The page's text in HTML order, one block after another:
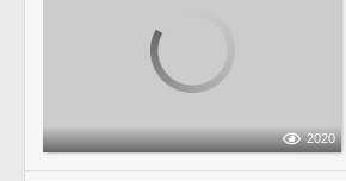
2020